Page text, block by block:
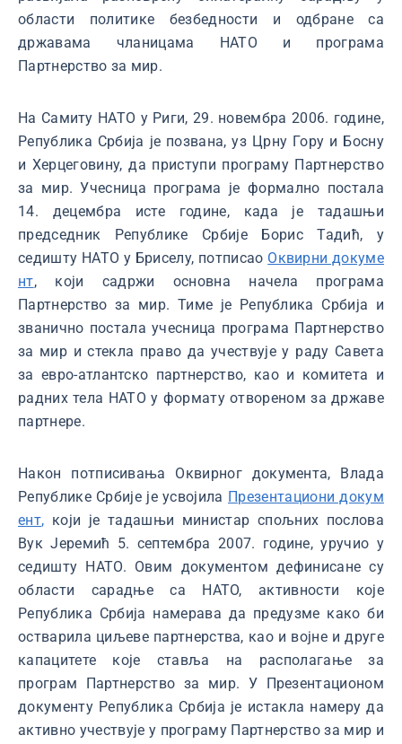
области политике безбедности и одбране са
државама чланицама НАТО и програма
Партнерство за мир.
На Самиту НАТО у Риги, 29. новембра 2006. године,
Република Србија је позвана, уз Црну Гору и Босну
и Херцеговину, да приступи програму Партнерство
за мир. Учесница програма је формално постала
14. децембра исте године, када је тадашњи
председник Републике Србије Борис Тадић, у
седишту НАТО у Бриселу, потписао Оквирни докуме
нт, који садржи основна начела програма
Партнерство за мир. Тиме је Република Србија и
званично постала учесница програма Партнерство
за мир и стекла право да учествује у раду Савета
за евро-атлантско партнерство, као и комитета и
радних тела НАТО у формату отвореном за државе
партнере.
Након потписивања Оквирног документа, Влада
Републике Србије је усвојила Презентациони докум
ент, који је тадашњи министар спољних послова
Вук Јеремић 5. септембра 2007. године, уручио у
седишту НАТО. Овим документом дефинисане су
области сарадње са НАТО, активности које
Република Србија намерава да предузме како би
остварила циљеве партнерства, као и војне и друге
капацитете које ставља на располагање за
програм Партнерство за мир. У Презентационом
документу Република Србија је истакла намеру да
активно учествује у програму Партнерство за мир и